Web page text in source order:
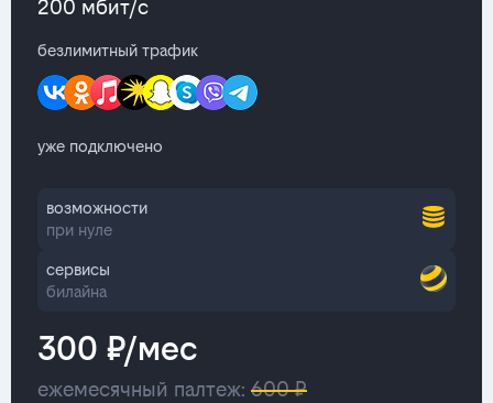
200 мбит/с
безлимитный трафик
уже подключено
возможности
при нуле
сервисы
билайна
300 ₽/мес
ежемесячный палтеж: 600 ₽